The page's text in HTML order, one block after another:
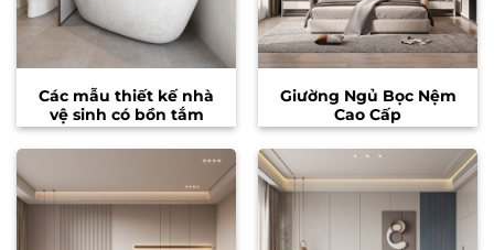
Các mẫu thiết kế nhà
vệ sinh có bồn tắm
Giường Ngủ Bọc Nệm
Cao Cấp